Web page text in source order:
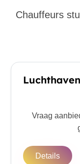
Chauffeurs
Vraag
Details